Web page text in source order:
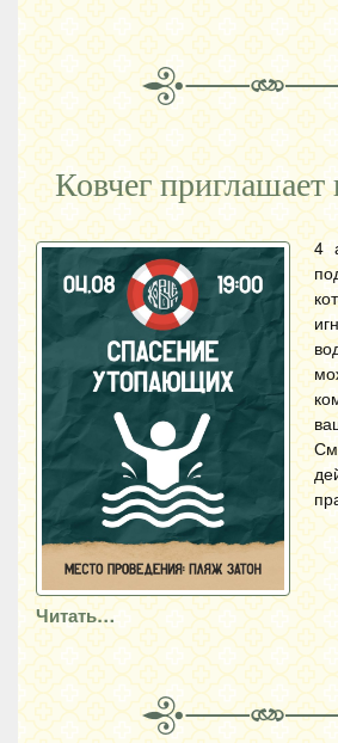
Ковчег приглашает
4
Читать…